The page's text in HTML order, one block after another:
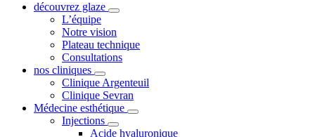
découvrez glaze
L’équipe
Notre vision
Plateau technique
Consultations
nos cliniques
Clinique Argenteuil
Clinique Sevran
Médecine esthétique
Injections
Acide hyaluronique